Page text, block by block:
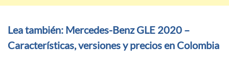
Lea también: Mercedes-Benz GLE 2020 –
Características, versiones y precios en Colombia